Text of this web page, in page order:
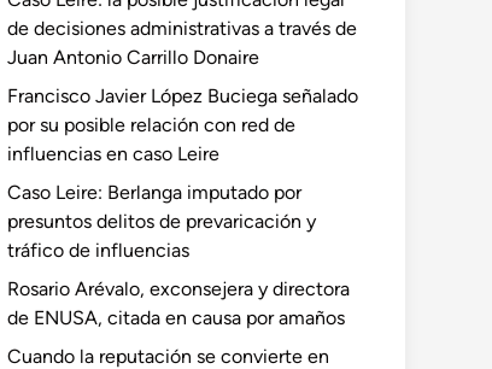
de decisiones administrativas a través de
Juan Antonio Carrillo Donaire
Francisco Javier López Buciega señalado
por su posible relación con red de
influencias en caso Leire
Caso Leire: Berlanga imputado por
presuntos delitos de prevaricación y
tráfico de influencias
Rosario Arévalo, exconsejera y directora
de ENUSA, citada en causa por amaños
Cuando la reputación se convierte en